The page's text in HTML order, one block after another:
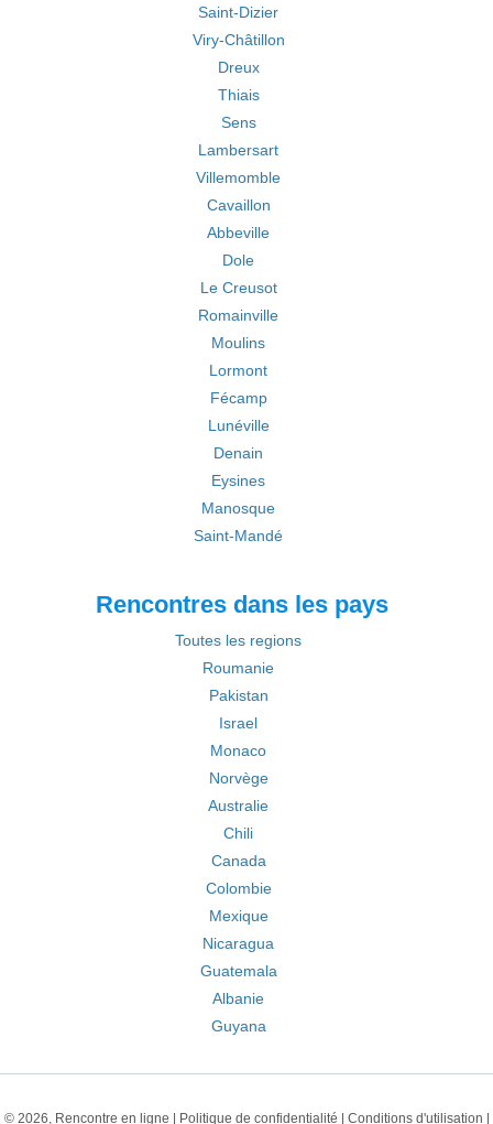
Saint-Dizier
Viry-Châtillon
Dreux
Thiais
Sens
Lambersart
Villemomble
Cavaillon
Abbeville
Dole
Le Creusot
Romainville
Moulins
Lormont
Fécamp
Lunéville
Denain
Eysines
Manosque
Saint-Mandé
Rencontres dans les pays
Toutes les regions
Roumanie
Pakistan
Israel
Monaco
Norvège
Australie
Chili
Canada
Colombie
Mexique
Nicaragua
Guatemala
Albanie
Guyana
© 2026, Rencontre en ligne | Politique de confidentialité Conditions d'utilisation